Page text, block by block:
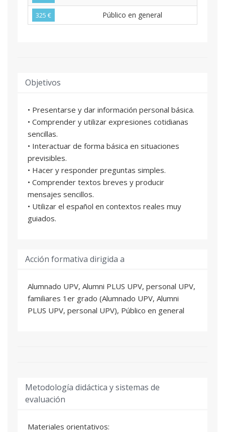
325 € Público en general
Objetivos
• Presentarse y dar información personal básica.
• Comprender y utilizar expresiones cotidianas
sencillas.
• Interactuar de forma básica en situaciones
previsibles.
• Hacer y responder preguntas simples.
• Comprender textos breves y producir
mensajes sencillos.
• Utilizar el español en contextos reales muy
guiados.
Acción formativa dirigida a
Alumnado UPV, Alumni PLUS UPV, personal UPV,
familiares 1er grado (Alumnado UPV, Alumni
PLUS UPV, personal UPV), Público en general
Metodología didáctica y sistemas de
evaluación
Materiales orientativos: